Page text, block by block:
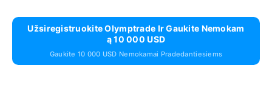
Užsiregistruokite Olymptrade Ir Gaukite Nemokam
Ą 10 000 USD
Gaukite 10 000 USD Nemokamai Pradedantiesiems